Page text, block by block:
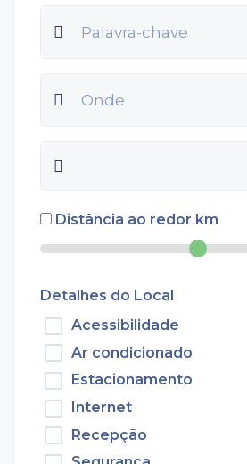
Distância ao redor km
Detalhes do Local
Acessibilidade
Ar condicionado
Estacionamento
Internet
Recepção